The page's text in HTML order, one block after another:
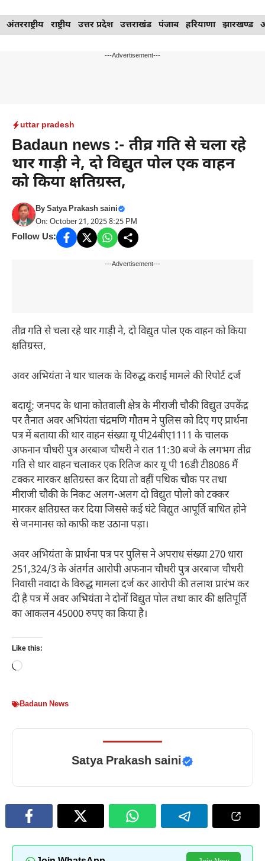
Skip
to
अंतरराष्ट्रीय राष्ट्रीय उत्तर प्रदेश उत्तराखंड पंजाब हरियाणा झारखण्ड
---Advertisement---
uttar pradesh
Badaun news :- तीव्र गति से चला रहे
थार गाड़ी ने, दो विद्युत पोल एक वाहन
को किया क्षतिग्रस्त,
BySatya Prakash saini
On: October 21, 2025 8:25 PM
Follow Us:
---Advertisement---
तीव्र गति से चला रहे थार गाड़ी ने, दो विद्युत पोल एक वाहन को किया
क्षतिग्रस्त,
अवर अभियंता ने थार चालक के विरुद्ध कराई मामले की रिपोर्ट दर्ज
बदायूं: जनपद के थाना कोतवाली क्षेत्र के मीराजी चौकी विद्युत उपकेंद्र
पर तैनात अवर अभियंता चंद्रमणि गौतम ने पुलिस को दिए गए प्रार्थना
पत्र में बताया की थार वाहन संख्या यू पी24बीए1111 के चालक
अफनान चौधरी पुत्र अरबाज चौधरी ने रात 11:30 बजे के लगभग तीव्र
गति से थार वाहन चलाकर एक रितिज कार यू पी 16डी टी8086 मैं
टक्कर मारकर क्षतिग्रस्त कर दिया तो वहीं पथिक चौक पर तथा
मीराजी चौकी के निकट अलग-अलग दो विद्युत पोलो को टक्कर
मारकर क्षतिग्रस्त कर दिया जिससे कई घंटे विद्युत आपूर्ति बाधित होने
से जनमानस को काफी कष्ट उठाना पड़ा।
अवर अभियंता के प्रार्थना पत्र पर पुलिस ने अपराध संख्या 270 धारा
251,324/3 के अंतर्गत आरोपी अफनान चौधरी पुत्र अरबाज चौधरी
निवासी नवादा के विरुद्ध मामला दर्ज कर आरोपी की तलाश प्रारंभ कर
दी है पत्र में अवर अभियंता ने दोनों विद्युत पोल तथा कार की क्षतिपूर्ति
का आकलन 45000 रुपए का किया है।
Like this:
Loading…
Badaun News
Satya Prakash saini